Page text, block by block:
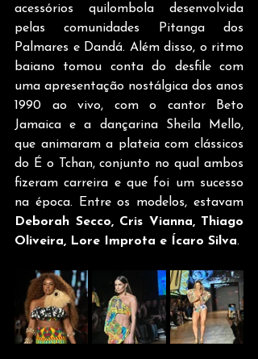
acessórios quilombola desenvolvida
pelas comunidades Pitanga dos
Palmares e Dandá. Além disso, o ritmo
baiano tomou conta do desfile com
uma apresentação nostálgica dos anos
1990 ao vivo, com o cantor Beto
Jamaica e a dançarina Sheila Mello,
que animaram a plateia com clássicos
do É o Tchan, conjunto no qual ambos
fizeram carreira e que foi um sucesso
Deborah Secco, Cris Vianna, Thiago
Oliveira, Lore Improta e Ícaro Silva.